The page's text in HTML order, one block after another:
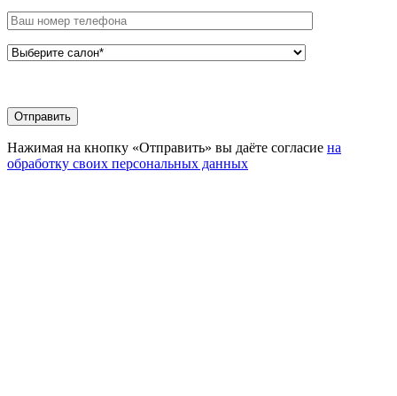
Нажимая на кнопку «Отправить» вы даёте согласие на
обработку своих персональных данных